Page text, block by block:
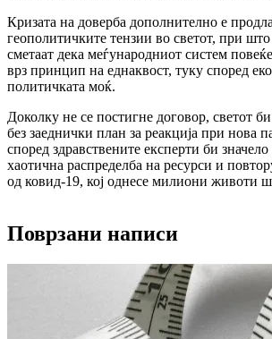
Кризата на доверба дополнително е
геополитичките тензии во светот, при
сметаат дека меѓународниот систем
врз принцип на еднаквост, туку според
политичката моќ.
Доколку не се постигне договор, светот
без заеднички план за реакција при нова
според здравствените експерти би
хаотична распределба на ресурси и
од ковид-19, кој однесе милиони животи
Поврзани написи